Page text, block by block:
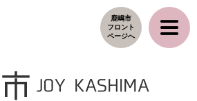
鹿嶋市
フロント
ページへ